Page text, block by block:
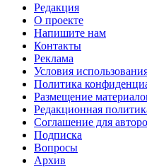
Редакция
О проекте
Напишите нам
Контакты
Реклама
Условия
Политика
Размещение
Редакционная
Соглашение для
Подписка
Вопросы
Архив